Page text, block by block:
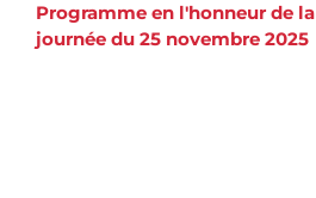
Programme en l'honneur de la
journée du 25 novembre 2025